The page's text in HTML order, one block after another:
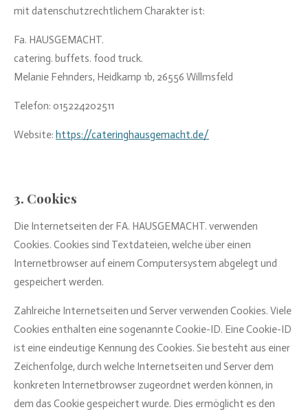
mit datenschutzrechtlichem Charakter ist:
Fa. HAUSGEMACHT.
catering. buffets. food truck.
Melanie Fehnders, Heidkamp 1b, 26556 Willmsfeld
Telefon: 015224202511
Website: https://cateringhausgemacht.de/
3. Cookies
Die Internetseiten der FA. HAUSGEMACHT. verwenden
Cookies. Cookies sind Textdateien, welche über einen
Internetbrowser auf einem Computersystem abgelegt und
gespeichert werden.
Zahlreiche Internetseiten und Server verwenden Cookies. Viele
Cookies enthalten eine sogenannte Cookie-ID. Eine Cookie-ID
ist eine eindeutige Kennung des Cookies. Sie besteht aus einer
Zeichenfolge, durch welche Internetseiten und Server dem
konkreten Internetbrowser zugeordnet werden können, in
dem das Cookie gespeichert wurde. Dies ermöglicht es den